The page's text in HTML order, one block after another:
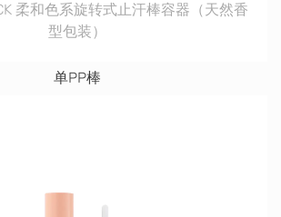
柔和色系旋转式止汗棒容器（天然香
型包装）
单PP棒